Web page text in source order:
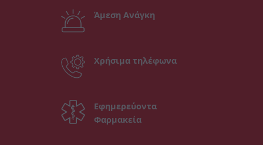
Άμεση Ανάγκη
Χρήσιμα τηλέφωνα
Εφημερεύοντα
Φαρμακεία